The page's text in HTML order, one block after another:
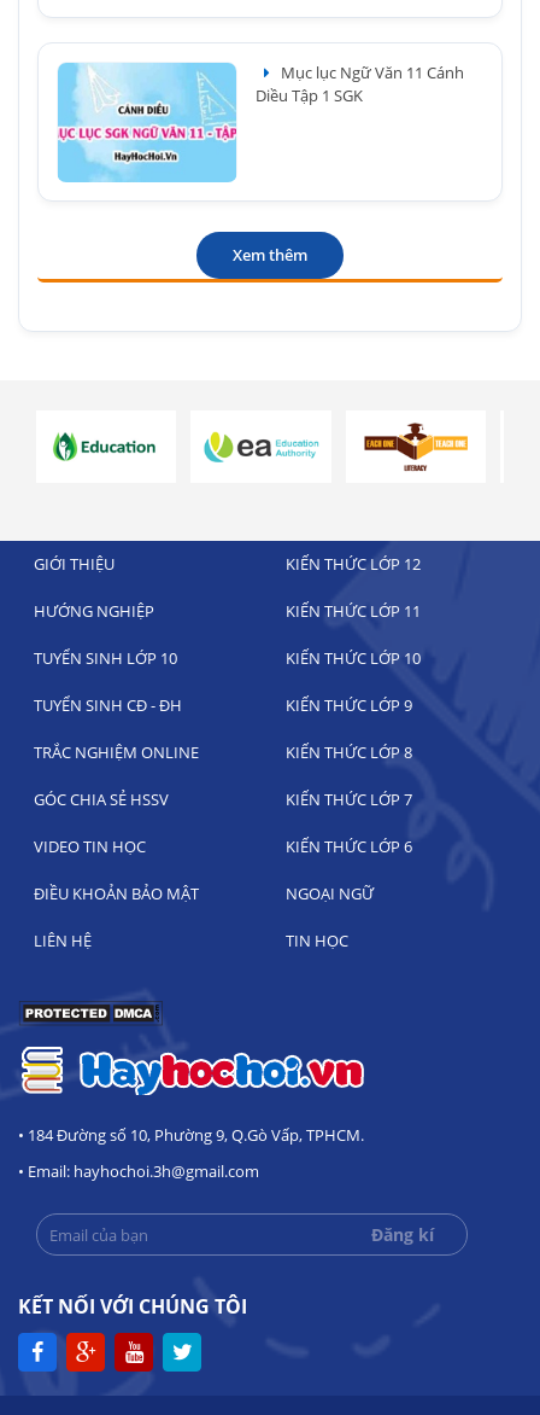
Mục lục Ngữ Văn 11 Cánh
Diều Tập 1 SGK
Xem thêm
GIỚI THIỆU KIẾN THỨC LỚP 12
HƯỚNG NGHIỆP KIẾN THỨC LỚP 11
TUYỂN SINH LỚP 10 KIẾN THỨC LỚP 10
TUYỂN SINH CĐ - ĐH KIẾN THỨC LỚP 9
TRẮC NGHIỆM ONLINE KIẾN THỨC LỚP 8
GÓC CHIA SẺ HSSV KIẾN THỨC LỚP 7
VIDEO TIN HỌC KIẾN THỨC LỚP 6
ĐIỀU KHOẢN BẢO MẬT NGOẠI NGỮ
LIÊN HỆ TIN HỌC
• 184 Đường số 10, Phường 9, Q.Gò Vấp, TPHCM.
• Email: hayhochoi.3h@gmail.com
KẾT NỐI VỚI CHÚNG TÔI